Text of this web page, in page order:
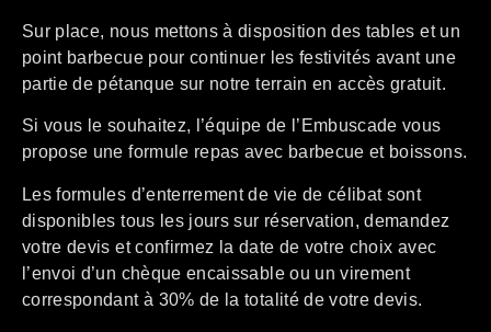
Sur place, nous mettons à disposition des tables et un
point barbecue pour continuer les festivités avant une
partie de pétanque sur notre terrain en accès gratuit.
Si vous le souhaitez, l’équipe de l’Embuscade vous
propose une formule repas avec barbecue et boissons.
Les formules d’enterrement de vie de célibat sont
disponibles tous les jours sur réservation, demandez
votre devis et confirmez la date de votre choix avec
l’envoi d’un chèque encaissable ou un virement
correspondant à 30% de la totalité de votre devis.